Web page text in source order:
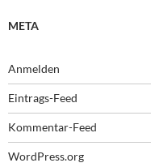
META
Anmelden
Eintrags-Feed
Kommentar-Feed
WordPress.org